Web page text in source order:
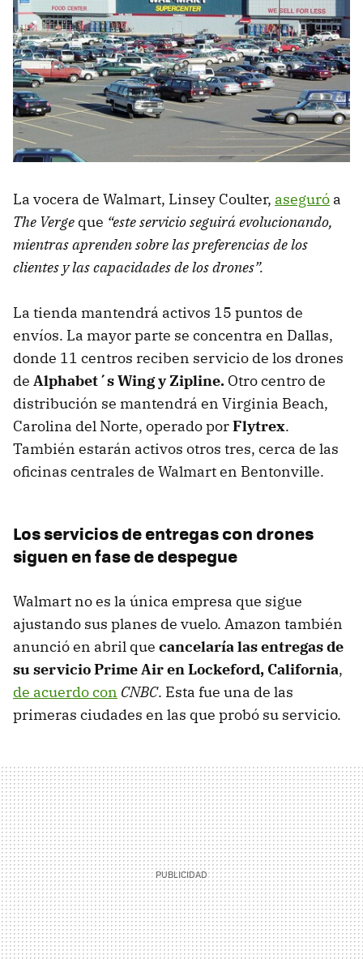
La vocera de Walmart, Linsey Coulter, aseguró a
The Verge que “este servicio seguirá evolucionando,
mientras aprenden sobre las preferencias de los
clientes y las capacidades de los drones”.
La tienda mantendrá activos 15 puntos de
envíos. La mayor parte se concentra en Dallas,
donde 11 centros reciben servicio de los drones
de Alphabet´s Wing y Zipline. Otro centro de
distribución se mantendrá en Virginia Beach,
Carolina del Norte, operado porFlytrex.
También estarán activos otros tres, cerca de las
oficinas centrales de Walmart en Bentonville.
Los servicios de entregas con drones
siguen en fase de despegue
Walmart no es la única empresa que sigue
ajustando sus planes de vuelo. Amazon también
anunció en abril que cancelaría las entregas de
su servicioPrime Air en Lockeford, California,
de acuerdo con CNBC. Esta fue una de las
primeras ciudades en las que probó su servicio.